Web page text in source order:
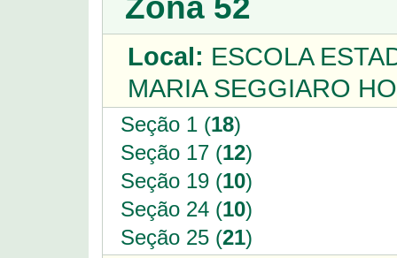
Zona 52
Local: ESCOLA
MARIA SEGGIARO
Seção 1 (18)
Seção 17 (12)
Seção 19 (10)
Seção 24 (10)
Seção 25 (21)